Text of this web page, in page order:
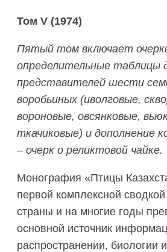
Том V (1974)
Пятый том включает
определительные таблицы
представителей шести
воробьиных (иволговые,
вороновые, овсянковые,
ткачиковые) и дополнение
– очерк о реликтовой чайке.
Монография «Птицы
первой комплексной
страны и на многие годы
основной источник
распространении, биологии